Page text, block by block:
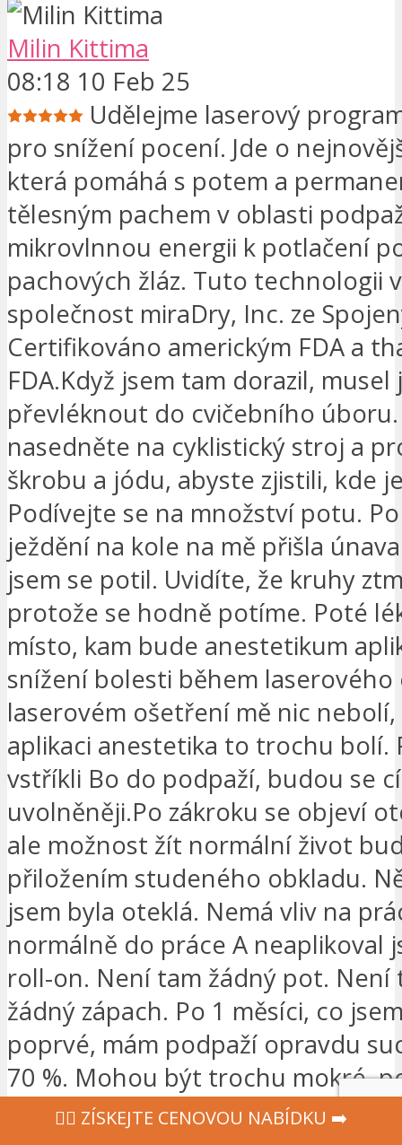
Milin Kittima
08:18 10 Feb 25
Udělejme laserový
pro snížení pocení. Jde o
která pomáhá s potem a
tělesným pachem v oblasti
mikrovlnnou energii k potlačení
pachových žláz. Tuto technologii
společnost miraDry, Inc. ze
Certifikováno americkým FDA a
FDA.Když jsem tam dorazil, musel
převléknout do cvičebního úboru.
nasedněte na cyklistický stroj a
škrobu a jódu, abyste zjistili, kde
Podívejte se na množství potu.
ježdění na kole na mě přišla
jsem se potil. Uvidíte, že kruhy
protože se hodně potíme. Poté
místo, kam bude anestetikum
snížení bolesti během
laserovém ošetření mě nic
aplikaci anestetika to trochu bolí.
vstříkli Bo do podpaží, budou se
uvolněněji.Po zákroku se objeví
ale možnost žít normální život
přiložením studeného obkladu.
jsem byla oteklá. Nemá vliv na
normálně do práce A neaplikoval
roll-on. Není tam žádný pot. Není
žádný zápach. Po 1 měsíci, co
poprvé, mám podpaží opravdu
70 %. Mohou být trochu mokré,
dnech velká aktivita, ale není
‍👩‍⚕ ZÍSKEJTE CENOVOU NABÍDKU ➡️